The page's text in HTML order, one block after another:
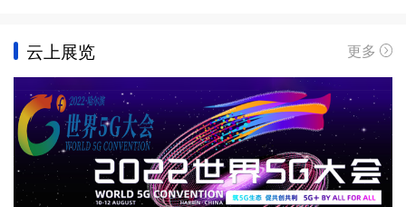
云上展览 更多